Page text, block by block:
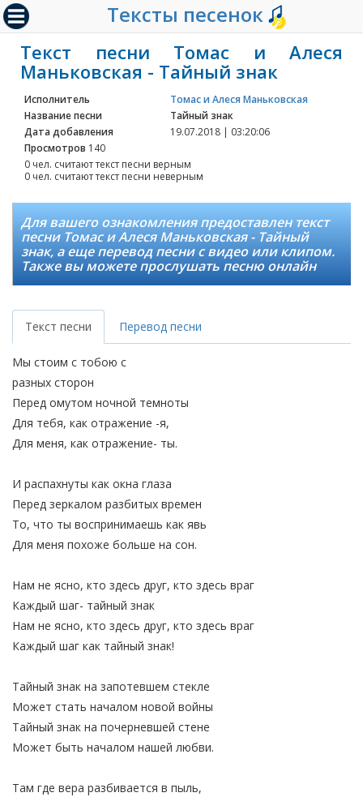
Тексты песенок
Текст песни Томас и Алеся
Маньковская - Тайный знак
Исполнитель
Томас и Алеся Маньковская
Название песни
Тайный знак
Дата добавления
19.07.2018 | 03:20:06
Просмотров 140
0 чел. считают текст песни верным
0 чел. считают текст песни неверным
Для вашего ознакомления предоставлен текст
песни Томас и Алеся Маньковская - Тайный
знак, а еще перевод песни с видео или клипом.
Также вы можете прослушать песню онлайн
Текст песни Перевод песни
Мы стоим с тобою с
разных сторон
Перед омутом ночной темноты
Для тебя, как отражение -я,
Для меня, как отражение- ты.
И распахнуты как окна глаза
Перед зеркалом разбитых времен
То, что ты воспринимаешь как явь
Для меня похоже больше на сон.
Нам не ясно, кто здесь друг, кто здесь враг
Каждый шаг- тайный знак
Нам не ясно, кто здесь друг, кто здесь враг
Каждый шаг как тайный знак!
Тайный знак на запотевшем стекле
Может стать началом новой войны
Тайный знак на почерневшей стене
Может быть началом нашей любви.
Там где вера разбивается в пыль,